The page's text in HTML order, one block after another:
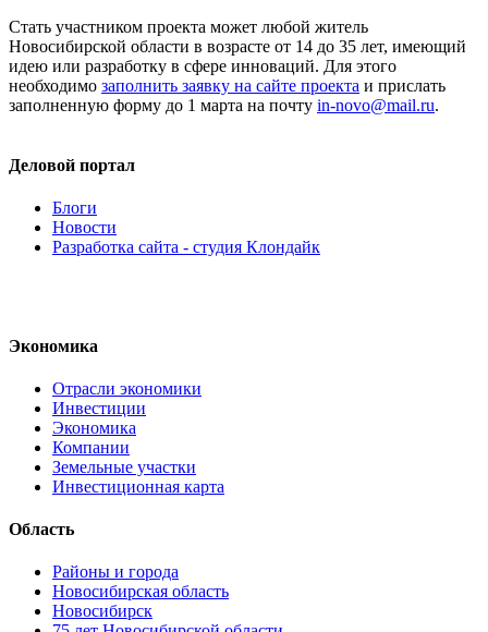
Стать участником проекта может любой житель
Новосибирской области в возрасте от 14 до 35 лет, имеющий
идею или разработку в сфере инноваций. Для этого
необходимо заполнить заявку на сайте проекта и прислать
заполненную форму до 1 марта на почту in-novo@mail.ru.
Деловой портал
Блоги
Новости
Разработка сайта - студия Клондайк
Экономика
Отрасли экономики
Инвестиции
Экономика
Компании
Земельные участки
Инвестиционная карта
Область
Районы и города
Новосибирская область
Новосибирск